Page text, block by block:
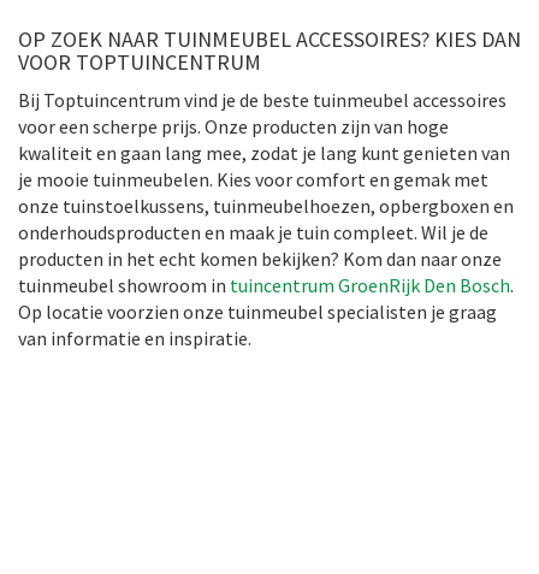
OP ZOEK NAAR TUINMEUBEL ACCESSOIRES? KIES DAN
VOOR TOPTUINCENTRUM
Bij Toptuincentrum vind je de beste tuinmeubel accessoires
voor een scherpe prijs. Onze producten zijn van hoge
kwaliteit en gaan lang mee, zodat je lang kunt genieten van
je mooie tuinmeubelen. Kies voor comfort en gemak met
onze tuinstoelkussens, tuinmeubelhoezen, opbergboxen en
onderhoudsproducten en maak je tuin compleet. Wil je de
producten in het echt komen bekijken? Kom dan naar onze
tuinmeubel showroom in tuincentrum GroenRijk Den Bosch.
Op locatie voorzien onze tuinmeubel specialisten je graag
van informatie en inspiratie.